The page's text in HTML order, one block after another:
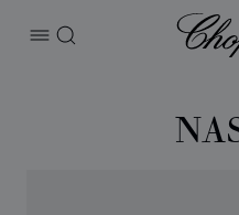
打开菜单
搜索